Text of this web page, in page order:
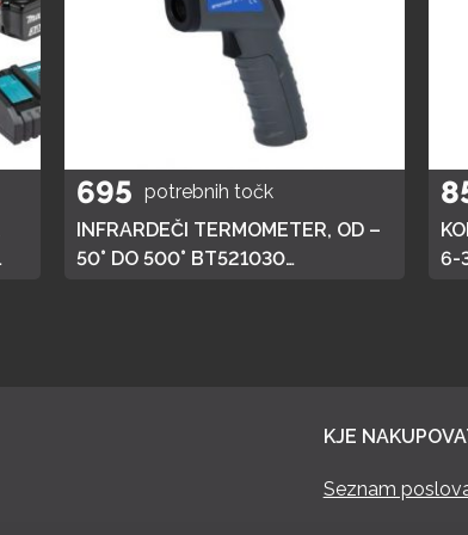
695 potrebnih točk
INFRARDEČI TERMOMETER, OD –
50° DO 500° BT521030
KJE
Seznam